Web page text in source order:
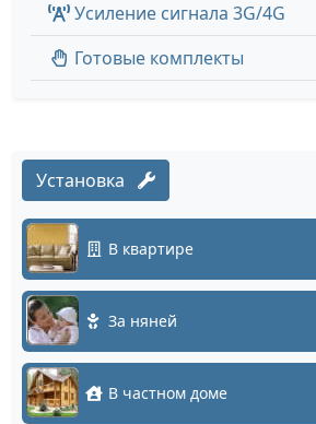
Усиление сигнала 3G/4G
Готовые комплекты
Установка
В квартире
За няней
В частном доме